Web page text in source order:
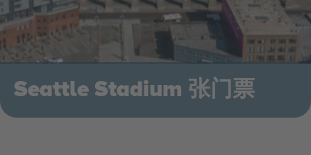
Seattle Stadium 张门票